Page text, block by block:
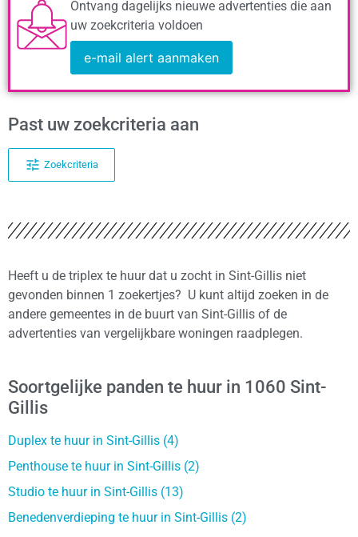
Ontvang dagelijks nieuwe advertenties die aan
uw zoekcriteria voldoen
e-mail alert aanmaken
Past uw zoekcriteria aan
Zoekcriteria
Heeft u de triplex te huur dat u zocht in Sint-Gillis niet
gevonden binnen 1 zoekertjes? U kunt altijd zoeken in de
andere gemeentes in de buurt van Sint-Gillis of de
advertenties van vergelijkbare woningen raadplegen.
Soortgelijke panden te huur in 1060 Sint-
Gillis
Duplex te huur in Sint-Gillis (4)
Penthouse te huur in Sint-Gillis (2)
Studio te huur in Sint-Gillis (13)
Benedenverdieping te huur in Sint-Gillis (2)